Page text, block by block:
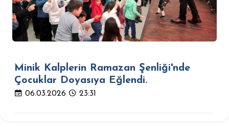
Minik Kalplerin Ramazan Şenliği'nde
Çocuklar Doyasıya Eğlendi.
06.03.2026 23:31